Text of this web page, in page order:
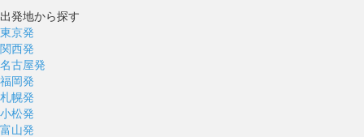
出発地から探す
東京発
関西発
名古屋発
福岡発
札幌発
小松発
富山発